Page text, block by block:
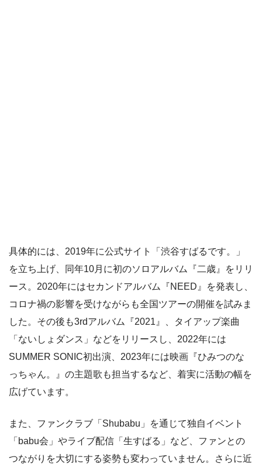
具体的には、2019年に公式サイト「渋谷すばるです。」
を立ち上げ、同年10月に初のソロアルバム『二歳』をリリ
ース。2020年にはセカンドアルバム『NEED』を発表し、
コロナ禍の影響を受けながらも全国ツアーの開催を試みま
した。その後も3rdアルバム『2021』、タイアップ楽曲
「ないしょダンス」などをリリースし、2022年には
SUMMER SONIC初出演、2023年には映画『ひみつのな
っちゃん。』の主題歌も担当するなど、着実に活動の幅を
広げています。
また、ファンクラブ「Shubabu」を通じて独自イベント
「babu会」やライブ配信「生すばる」など、ファンとの
つながりを大切にする姿勢も変わっていません。さらに近